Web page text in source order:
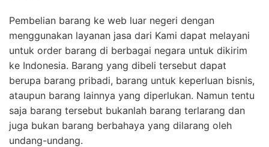
Pembelian barang ke web luar negeri dengan
menggunakan layanan jasa dari Kami dapat melayani
untuk order barang di berbagai negara untuk dikirim
ke Indonesia. Barang yang dibeli tersebut dapat
berupa barang pribadi, barang untuk keperluan bisnis,
ataupun barang lainnya yang diperlukan. Namun tentu
saja barang tersebut bukanlah barang terlarang dan
juga bukan barang berbahaya yang dilarang oleh
undang-undang.